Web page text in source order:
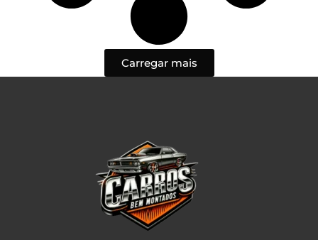
Carregar mais